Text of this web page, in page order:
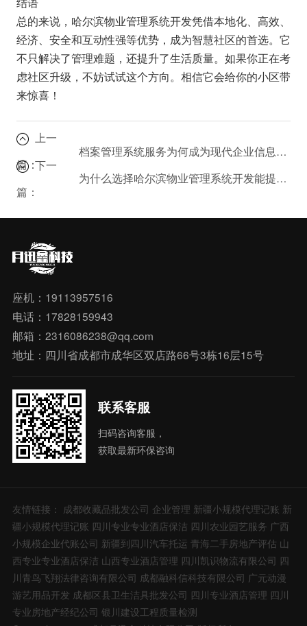
总的来说，哈尔滨物业管理系统开发凭借本地化、高效、
经济、安全和互动性强等优势，成为智慧社区的首选。它
不只解决了管理难题，还提升了生活质量。如果你正在考
虑社区升级，不妨试试这个方向。相信它会给你的小区带
来惊喜！
上一
篇：
档案管理系统服务为何成为现代企业信息化的必备工具？
下一
篇：
为什么选择哈尔滨物业管理系统开发能提升小区管理效率？
座机：19113957516
电话：17828159943
邮箱：2316086238@qq.com
地址：四川省成都市成华区双店路66号3栋16层15号
联系客服
扫码咨询客服，
获取最新环保咨询
友情链接： 成都收藏品批发公司 企业管理 新疆小规模代理记账 新
疆小规模代理记账 四川专业专业酒店保洁 四川农业园艺服务 广西
小规模企业代账公司 新疆到四川汽车托运 青海二手房地产评估 山
西专业专业酒店保洁 山西专业酒店管理 四川凯识物流有限公司 四
川青鸟飞翔法律咨询有限公司 成都融科信科技有限公司 广元动漫
游艺用品开发 成都区县卫生洁具批发公司 四川专业酒店管理 四川
专业房地产经纪公司 银川建设工程质量检测